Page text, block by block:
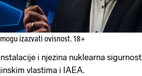
mogu izazvati ovisnost. 18+
i njezina nuklearna sigurnost
vlastima i IAEA.